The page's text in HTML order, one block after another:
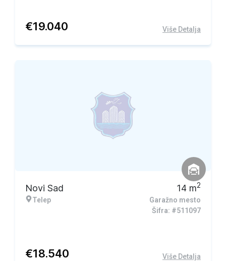
€19.040 Više Detalja
Novi Sad
Telep
14 m2
Garažno mesto
Šifra: #511097
€18.540 Više Detalja